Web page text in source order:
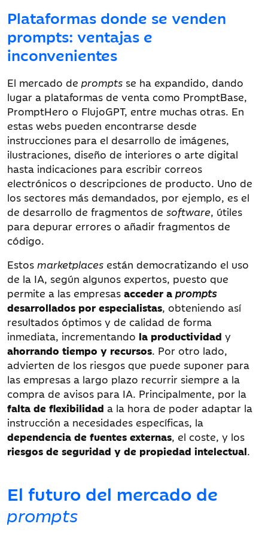
Plataformas donde se venden
prompts: ventajas e
inconvenientes
El mercado de prompts se ha expandido, dando
lugar a plataformas de venta como PromptBase,
PromptHero o FlujoGPT, entre muchas otras. En
estas webs pueden encontrarse desde
instrucciones para el desarrollo de imágenes,
ilustraciones, diseño de interiores o arte digital
hasta indicaciones para escribir correos
electrónicos o descripciones de producto. Uno de
los sectores más demandados, por ejemplo, es el
de desarrollo de fragmentos de software, útiles
para depurar errores o añadir fragmentos de
código.
Estos marketplaces están democratizando el uso
de la IA, según algunos expertos, puesto que
permite a las empresas acceder a prompts
desarrollados por especialistas, obteniendo así
resultados óptimos y de calidad de forma
inmediata, incrementando la productividad y
ahorrando tiempo y recursos. Por otro lado,
advierten de los riesgos que puede suponer para
las empresas a largo plazo recurrir siempre a la
compra de avisos para IA. Principalmente, por la
falta de flexibilidad a la hora de poder adaptar la
instrucción a necesidades específicas, la
dependencia de fuentes externas, el coste, y los
riesgos de seguridad y de propiedad intelectual.
El futuro del mercado de
prompts